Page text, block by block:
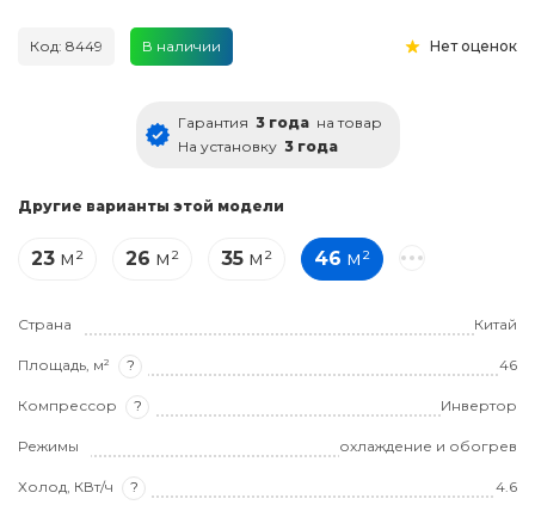
Код: 8449 В наличии Нет оценок
Гарантия 3 года на товар
На установку 3 года
Другие варианты этой модели
23 м² 26 м² 35 м² 46 м²
Страна Китай
Площадь, м² ? 46
Компрессор ? Инвертор
Режимы охлаждение и обогрев
Холод, КВт/ч ?
4.6